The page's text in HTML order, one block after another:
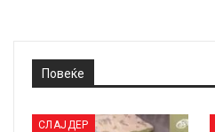
Повеќе
СЛАЈДЕР